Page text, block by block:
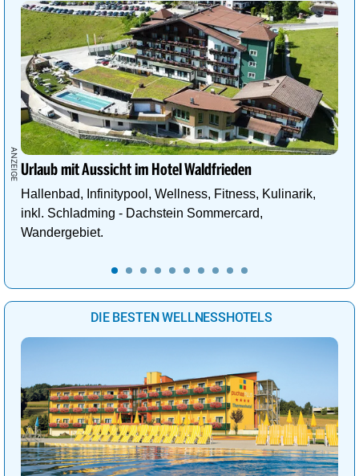
Urlaub mit Aussicht im Hotel Waldfrieden
Hallenbad, Infinitypool, Wellness, Fitness, Kulinarik,
inkl. Schladming - Dachstein Sommercard,
Wandergebiet.
DIE BESTEN WELLNESSHOTELS